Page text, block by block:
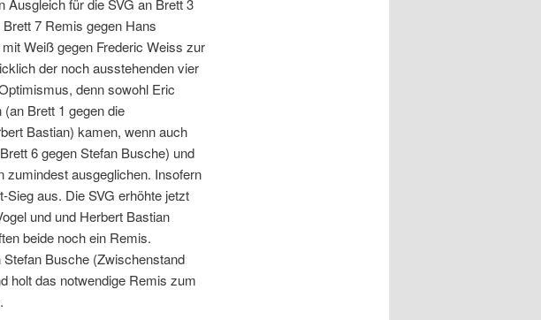
Ausgleich für die SVG an Brett 3
7 Remis gegen Hans
Weiß gegen Frederic Weiss zur
der noch ausstehenden vier
denn sowohl Eric
Brett 1 gegen die
Bastian) kamen, wenn auch
6 gegen Stefan Busche) und
zumindest ausgeglichen. Insofern
aus. Die SVG erhöhte jetzt
und und Herbert Bastian
beide noch ein Remis.
Busche (Zwischenstand
holt das notwendige Remis zum